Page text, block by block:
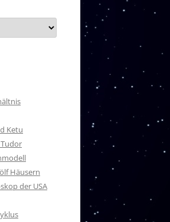
21 – UTTARA ASHADA
24 – SHATABISHAK
26 – UTTARA BHADRAPADA
27 – REVATI
Ketu
Häusern
der USA